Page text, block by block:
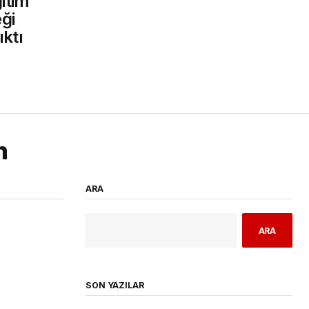
ARA
ARA
SON YAZILAR